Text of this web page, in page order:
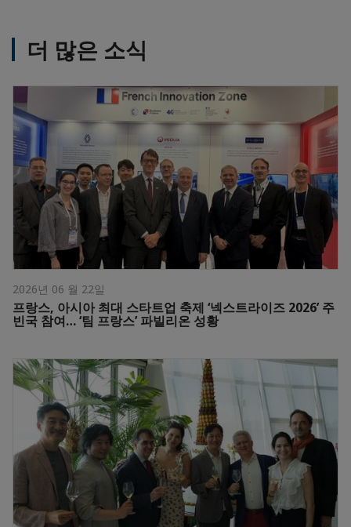
더 많은 소식
2026년 06 월 22일
프랑스, 아시아 최대 스타트업 축제 ‘넥스트라이즈 2026’ 주
빈국 참여… ‘팀 프랑스’ 파빌리온 성황